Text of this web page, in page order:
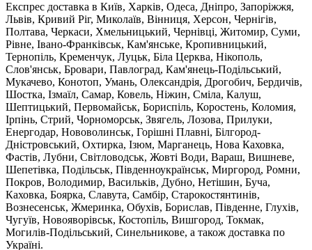
Експрес доставка в Київ, Харків, Одеса, Дніпро, Запоріжжя,
Львів, Кривий Ріг, Миколаїв, Вінниця, Херсон, Чернігів,
Полтава, Черкаси, Хмельницький, Чернівці, Житомир, Суми,
Рівне, Івано-Франківськ, Кам'янське, Кропивницький,
Тернопіль, Кременчук, Луцьк, Біла Церква, Нікополь,
Слов'янськ, Бровари, Павлоград, Кам'янець-Подільський,
Мукачево, Конотоп, Умань, Олександрія, Дрогобич, Бердичів,
Шостка, Ізмаїл, Самар, Ковель, Ніжин, Сміла, Калуш,
Шептицький, Первомайськ, Бориспіль, Коростень, Коломия,
Ірпінь, Стрий, Чорноморськ, Звягель, Лозова, Прилуки,
Енергодар, Нововолинськ, Горішні Плавні, Білгород-
Дністровський, Охтирка, Ізюм, Марганець, Нова Каховка,
Фастів, Лубни, Світловодськ, Жовті Води, Вараш, Вишневе,
Шепетівка, Подільськ, Південноукраїнськ, Миргород, Ромни,
Покров, Володимир, Васильків, Дубно, Нетішин, Буча,
Каховка, Боярка, Славута, Самбір, Старокостянтинів,
Вознесенськ, Жмеринка, Обухів, Борислав, Південне, Глухів,
Чугуїв, Новояворівськ, Костопіль, Вишгород, Токмак,
Могилів-Подільський, Синельникове, а також доставка по
Україні.